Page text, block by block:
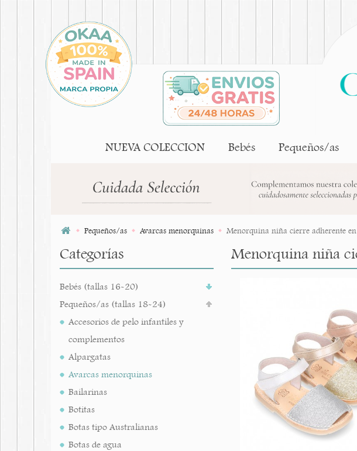
NUEVA COLECCION Bebés Pequeños/as
Pequeños/as Avarcas menorquinas Menorquina niña cierre adherente
Categorías
Bebés (tallas 16-20)
Pequeños/as (tallas 18-24)
Accesorios de pelo infantiles y
complementos
Alpargatas
Avarcas menorquinas
Bailarinas
Botitas
Botas tipo Australianas
Botas de agua
Menorquina niña